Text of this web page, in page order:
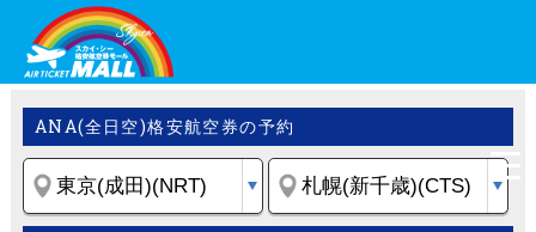
ANA(全日空)格安航空券の予約